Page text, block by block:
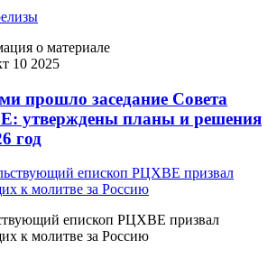
о материале
10 2025
прошло заседание Совета
утверждены планы и решения
год
епископ РЦХВЕ призвал
к молитве за Россию